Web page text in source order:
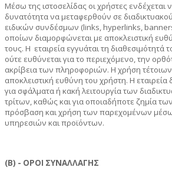
Μέσω της ιστοσελίδας οι χρήστες ενδέχεται
δυνατότητα να μεταφερθούν σε
ειδικών συνδέσμων (links, hyperlinks,
οποίων διαμορφώνεται με αποκλειστική
τους. Η εταιρεία εγγυάται τη διαθεσιμότητά
ούτε ευθύνεται για το περιεχόμενο, την
ακρίβεια των πληροφοριών. Η χρήση
αποκλειστική ευθύνη του χρήστη. Η εταιρεία
για σφάλματα ή κακή λειτουργία των
τρίτων, καθώς και για οποιαδήποτε ζημία
πρόσβαση και χρήση των παρεχομένων
υπηρεσιών και προϊόντων.
(Β) - ΟΡΟΙ ΣΥΝΑΛΛΑΓΗΣ